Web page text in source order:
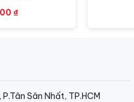
₫
Sân Nhất, TP.HCM